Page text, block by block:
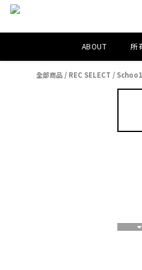
ABOUT 所
全部商品 / REC SELECT /